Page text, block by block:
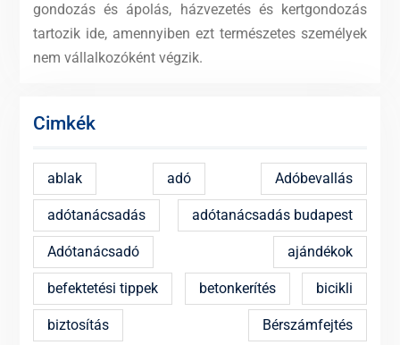
gondozás és ápolás, házvezetés és kertgondozás
tartozik ide, amennyiben ezt természetes személyek
nem vállalkozóként végzik.
Cimkék
ablak adó Adóbevallás
adótanácsadás adótanácsadás budapest
Adótanácsadó ajándékok
befektetési tippek betonkerítés bicikli
biztosítás Bérszámfejtés